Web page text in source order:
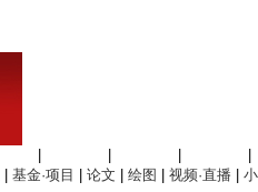
基金·项目 论文 绘图 视频·直播